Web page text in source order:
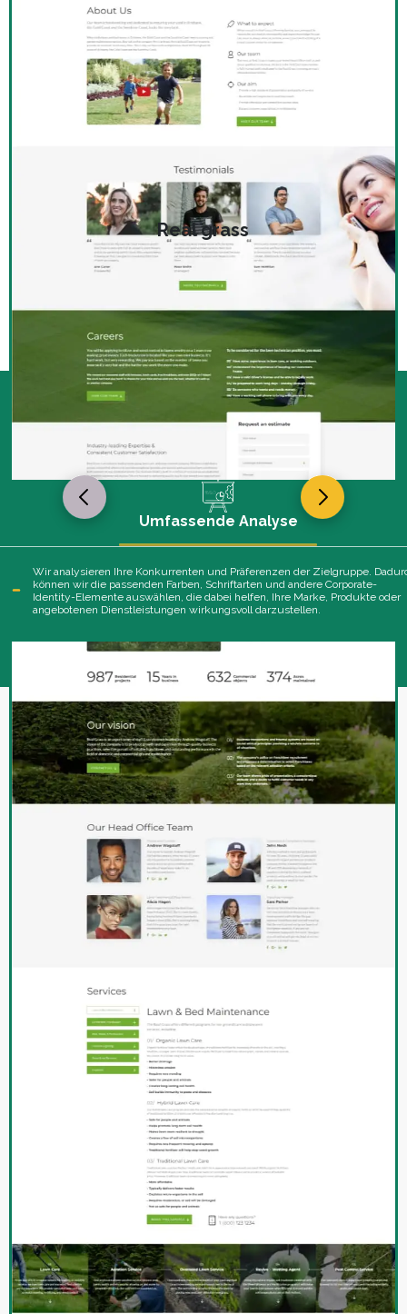
Real grass
PHASEN DER CORPORATE
IDENTITY-ENTWICKLUNG
Umfassende Analyse
Wir analysieren Ihre Konkurrenten und Präferenzen der Zielgruppe.
können wir die passenden Farben, Schriftarten und andere Corporate-
Identity-Elemente auswählen, die dabei helfen, Ihre Marke, Produkte oder
angebotenen Dienstleistungen wirkungsvoll darzustellen.
SIE WERDEN AN IHREM
PROJEKT ARBEITEN
Frontend-Entwickler